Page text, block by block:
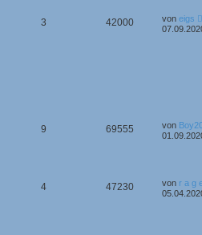
3 42000 von eigs
9 69555 von
4 47230 von r a g